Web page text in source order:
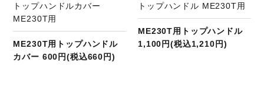
トップハンドルカバー
ME230T用
ME230T用トップハンドル
カバー 600円(税込660円)
トップハンドル ME230T用
ME230T用トップハンドル
1,100円(税込1,210円)